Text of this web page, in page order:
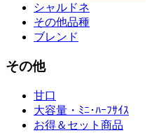
シャルドネ
その他品種
ブレンド
その他
甘口
大容量・ﾐﾆ･ﾊｰﾌｻｲｽ
お得＆セット商品